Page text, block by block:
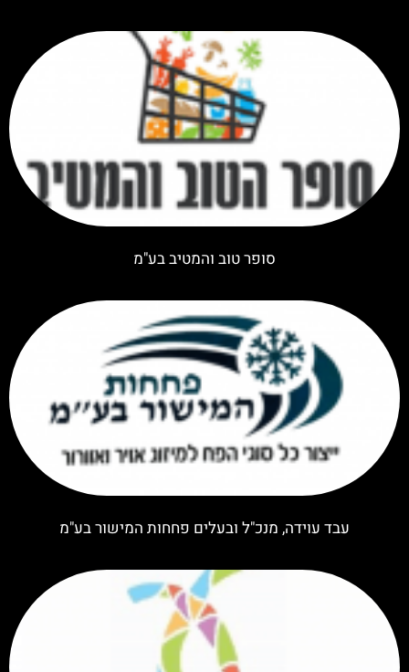
סופר טוב והמטיב בע"מ
עבד עוידה, מנכ"ל ובעלים פחחות המישור בע"מ